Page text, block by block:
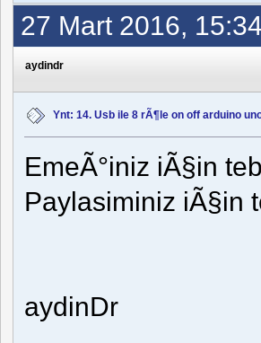
27 Mart 2016,
aydindr
Ynt: 14. Usb ile 8 rÃ¶le on off arduino
EmeÃ°iniz iÃ§in
Paylasiminiz
aydinDr